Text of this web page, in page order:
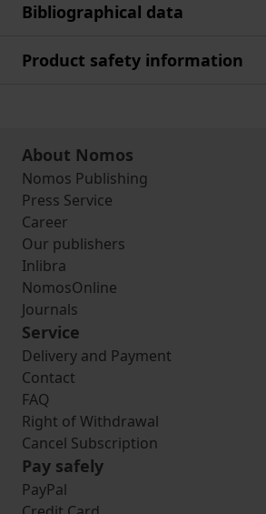
Bibliographical data
Product safety information
About Nomos
Nomos Publishing
Press Service
Career
Our publishers
Inlibra
NomosOnline
Journals
Service
Delivery and Payment
Contact
FAQ
Right of Withdrawal
Cancel Subscription
Pay safely
PayPal